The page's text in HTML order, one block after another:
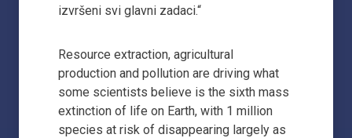
izvršeni svi glavni zadaci.“
Resource extraction, agricultural
production and pollution are driving what
some scientists believe is the sixth mass
extinction of life on Earth, with 1 million
species at risk of disappearing largely as